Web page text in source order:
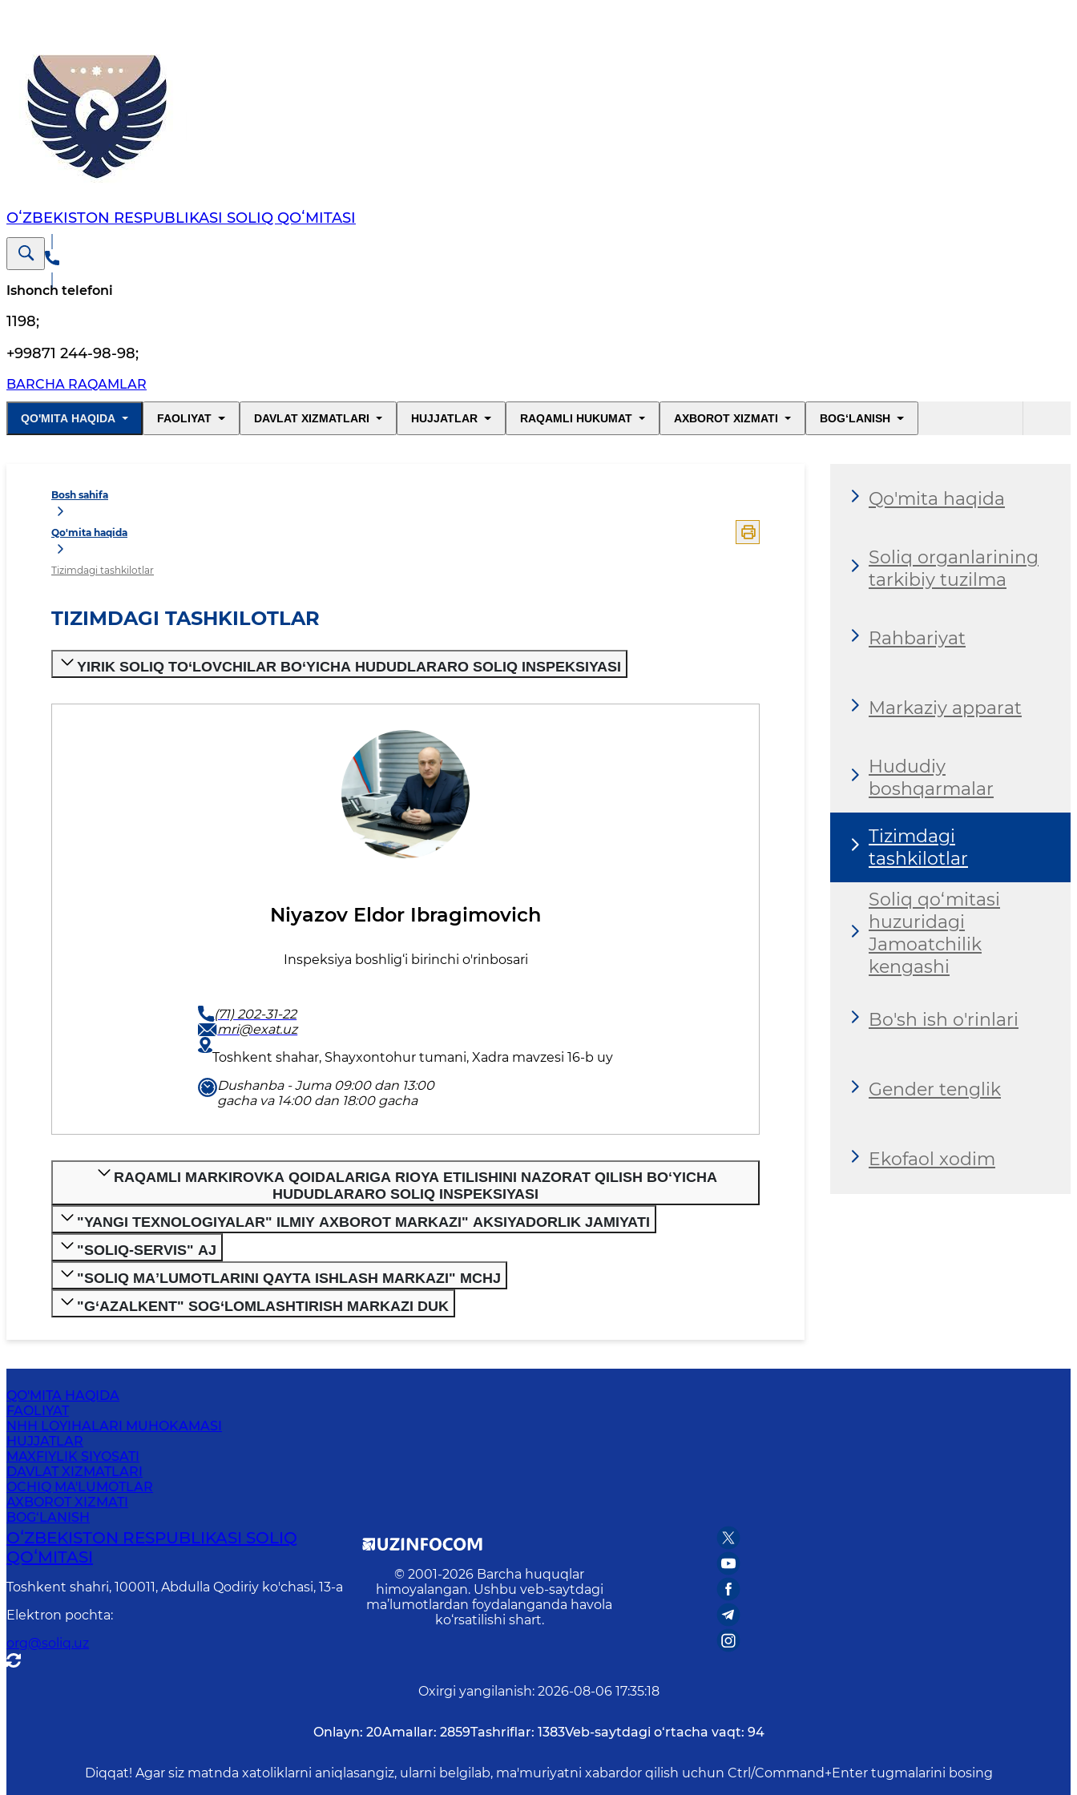
OʻZBEKISTON RESPUBLIKASI SOLIQ QOʻMITASI
Ishonch telefoni
1198;
+99871 244-98-98;
BARCHA RAQAMLAR
QO'MITA HAQIDA FAOLIYAT DAVLAT XIZMATLARI HUJJATLAR RAQAMLI HUKUMAT AXBOROT XIZMATI BOG‘LANISH
Bosh sahifa
Qo'mita haqida
Tizimdagi tashkilotlar
TIZIMDAGI TASHKILOTLAR
YIRIK SOLIQ TO‘LOVCHILAR BO‘YICHA HUDUDLARARO SOLIQ INSPEKSIYASI
Niyazov Eldor Ibragimovich
Inspeksiya boshlig‘i birinchi o'rinbosari
(71) 202-31-22
mri@exat.uz
Toshkent shahar, Shayxontohur tumani, Xadra mavzesi 16-b uy
Dushanba - Juma 09:00 dan 13:00
gacha va 14:00 dan 18:00 gacha
RAQAMLI MARKIROVKA QOIDALARIGA RIOYA ETILISHINI NAZORAT QILISH BOʻYICHA
HUDUDLARARO SOLIQ INSPEKSIYASI
"YANGI TEXNOLOGIYALAR" ILMIY AXBOROT MARKAZI" AKSIYADORLIK JAMIYATI
"SOLIQ-SERVIS" AJ
"SOLIQ MAʼLUMOTLARINI QAYTA ISHLASH MARKAZI" MCHJ
"G‘AZALKENT" SOG‘LOMLASHTIRISH MARKAZI DUK
Qo'mita haqida
Soliq organlarining
tarkibiy tuzilma
Rahbariyat
Markaziy apparat
Hududiy
boshqarmalar
Tizimdagi
tashkilotlar
Soliq qo‘mitasi
huzuridagi
Jamoatchilik
kengashi
Bo'sh ish o'rinlari
Gender tenglik
Ekofaol xodim
QO'MITA HAQIDA
FAOLIYAT
NHH LOYIHALARI MUHOKAMASI
HUJJATLAR
MAXFIYLIK SIYOSATI
DAVLAT XIZMATLARI
OCHIQ MA'LUMOTLAR
AXBOROT XIZMATI
BOG‘LANISH
OʻZBEKISTON RESPUBLIKASI SOLIQ
QOʻMITASI
Toshkent shahri, 100011, Abdulla Qodiriy ko'chasi, 13-a
Elektron pochta:
org@soliq.uz
© 2001-2026 Barcha huquqlar
himoyalangan. Ushbu veb-saytdagi
ma’lumotlardan foydalanganda havola
ko‘rsatilishi shart.
Oxirgi yangilanish: 2026-08-06 17:35:18
Onlayn: 20Amallar: 2859Tashriflar: 1383Veb-saytdagi o‘rtacha vaqt: 94
Diqqat! Agar siz matnda xatoliklarni aniqlasangiz, ularni belgilab, ma'muriyatni xabardor qilish uchun Ctrl/Command+Enter tugmalarini bosing